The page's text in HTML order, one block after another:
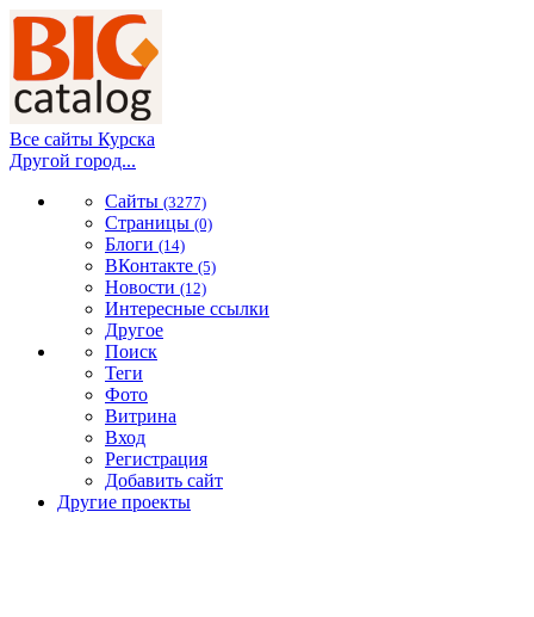
Все сайты Курска
Другой город...
Сайты (3277)
Страницы (0)
Блоги (14)
ВКонтакте (5)
Новости (12)
Интересные ссылки
Другое
Поиск
Теги
Фото
Витрина
Вход
Регистрация
Добавить сайт
Другие проекты